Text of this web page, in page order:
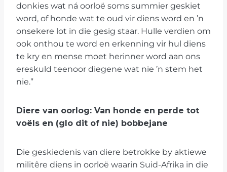
donkies wat ná oorloë soms summier geskiet
word, of honde wat te oud vir diens word en ’n
onsekere lot in die gesig staar. Hulle verdien om
ook onthou te word en erkenning vir hul diens
te kry en mense moet herinner word aan ons
ereskuld teenoor diegene wat nie ’n stem het
nie.”
Diere van oorlog: Van honde en perde tot
voëls en (glo dit of nie) bobbejane
Die geskiedenis van diere betrokke by aktiewe
militêre diens in oorloë waarin Suid-Afrika in die